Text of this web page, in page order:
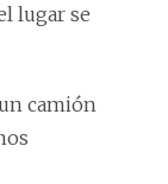
lugar se
camión